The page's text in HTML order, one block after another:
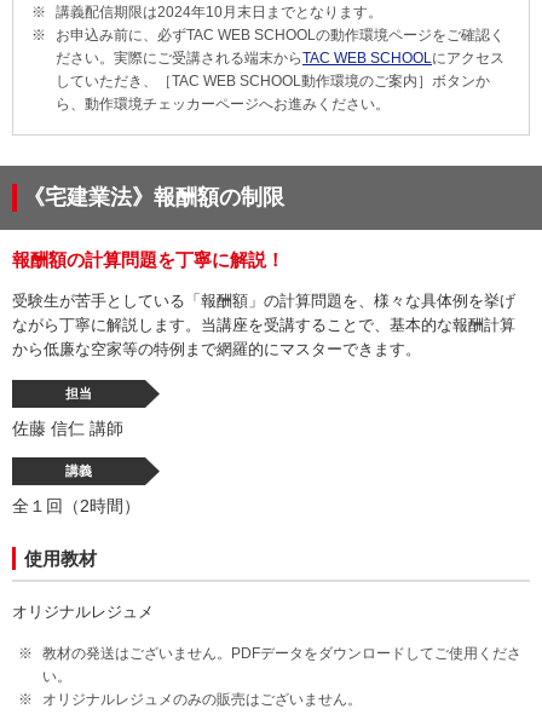
講義配信期限は2024年10月末日までとなります。
お申込み前に、必ずTAC WEB SCHOOLの動作環境ページをご確認く
ださい。実際にご受講される端末からTAC WEB SCHOOLにアクセス
していただき、［TAC WEB SCHOOL動作環境のご案内］ボタンか
ら、動作環境チェッカーページへお進みください。
《宅建業法》報酬額の制限
報酬額の計算問題を丁寧に解説！
受験生が苦手としている「報酬額」の計算問題を、様々な具体例を挙げ
ながら丁寧に解説します。当講座を受講することで、基本的な報酬計算
から低廉な空家等の特例まで網羅的にマスターできます。
担当
佐藤 信仁 講師
講義
全１回（2時間）
使用教材
オリジナルレジュメ
教材の発送はございません。PDFデータをダウンロードしてご使用くださ
い。
オリジナルレジュメのみの販売はございません。